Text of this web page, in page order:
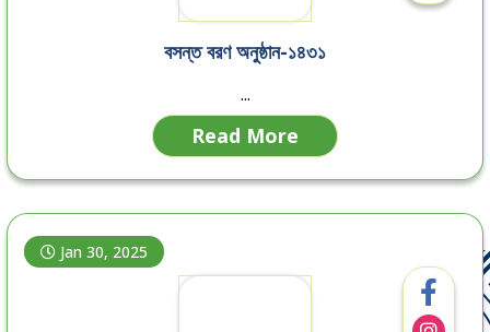
বসন্ত বরণ অনুষ্ঠান-১৪৩১
...
Read More
Jan 30, 2025